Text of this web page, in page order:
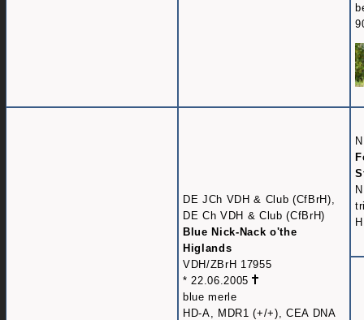
DE JCh VDH & Club (CfBrH),
DE Ch VDH & Club (CfBrH)
Blue Nick-Nack o'the
Higlands
VDH/ZBrH 17955
* 22.06.2005
blue merle
HD-A, MDR1 (+/+), CEA DNA